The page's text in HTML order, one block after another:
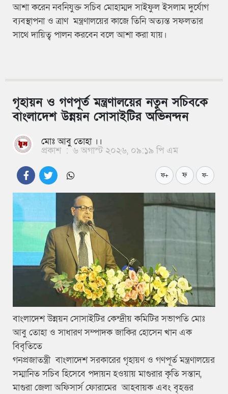
আশা করেন নবনিযুক্ত সচিব মোহাম্মদ সাইফুল ইসলাম দুর্যোগ
ব্যবস্থাপনা ও ত্রাণ মন্ত্রণালয়ের কাজে তিনি অত্যন্ত সফলতার
সাথে দায়িত্ব পালন করবেন বলে আশা করা যায়।
গৃহায়ন ও গণপূর্ত মন্ত্রণালয়ের নতুন সচিবকে
বাংলাদেশ উন্নয়ন সোসাইটির অভিনন্দন
মোঃ আবু তোহা ।।
প্রকাশ : ৬ অগাস্ট ২০২৬, ০৯:১৯ পি এম
ফ+ ফ ফ-
বাংলাদেশ উন্নয়ন সোসাইটির কেন্দ্রীয় কমিটির সভাপতি মোঃ
আবু তোহা ও সাধারণ সম্পাদক জাকির হোসেন খান এক
বিবৃতিতে
গনপ্রজাতন্ত্রী বাংলাদেশ সরকারের গৃহায়ণ ও গণপূর্ত মন্ত্রণালয়ের
সম্মানিত সচিব হিসেবে পদায়ন হওয়ায় মাগুরার কৃতি সন্তান,
মাগুরা জেলা অফিসার্স ফোরামের আহবায়ক এবং বৃহত্তর